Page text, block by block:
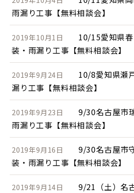
雨漏り工事【無料相談会】
2019年10月1日
10/15愛知県
装・雨漏り工事【無料相談会】
2019年9月24日
10/8愛知県瀬
漏り工事【無料相談会】
2019年9月23日
9/30名古屋市
雨漏り工事【無料相談会】
2019年9月16日
9/30名古屋市
装・雨漏り工事【無料相談会】
2019年9月14日
9/21（土）名